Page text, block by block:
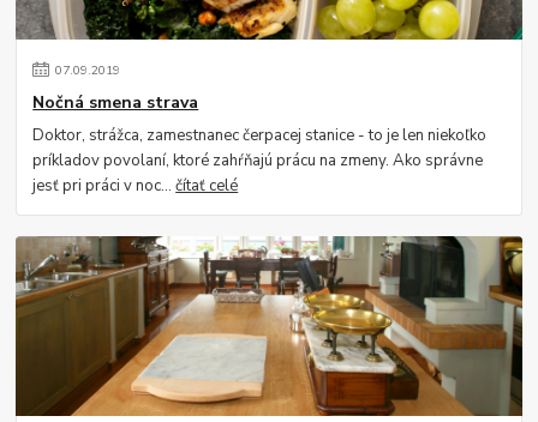
07.09.2019
Nočná smena strava
Doktor, strážca, zamestnanec čerpacej stanice - to je len niekoľko
príkladov povolaní, ktoré zahŕňajú prácu na zmeny. Ako správne
jesť pri práci v noc...čítať celé